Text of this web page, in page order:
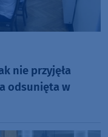
nie przyjęła
odsunięta w